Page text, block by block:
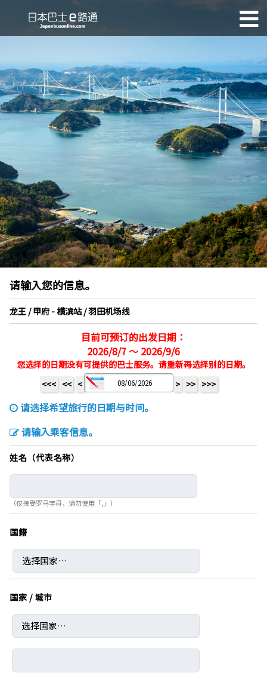
请输入您的信息。
龙王 / 甲府 - 横滨站 / 羽田机场线
目前可预订的出发日期：
2026/8/7 ～ 2026/9/6
您选择的日期没有可提供的巴士服务。请重新再选择别的日期。
<<< << < > >> >>>
请选择希望旅行的日期与时间。
请输入乘客信息。
姓名（代表名称）
（仅接受罗马字母，请勿使用「,」）
国籍
国家 / 城市